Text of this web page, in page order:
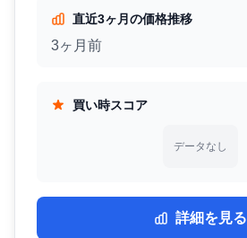
直近3ヶ月の価格推移
3ヶ月前
買い時スコア
データなし
詳細を見る